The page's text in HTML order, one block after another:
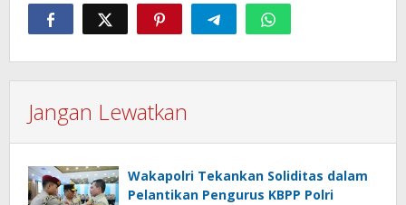
Jangan Lewatkan
Wakapolri Tekankan Soliditas dalam
Pelantikan Pengurus KBPP Polri